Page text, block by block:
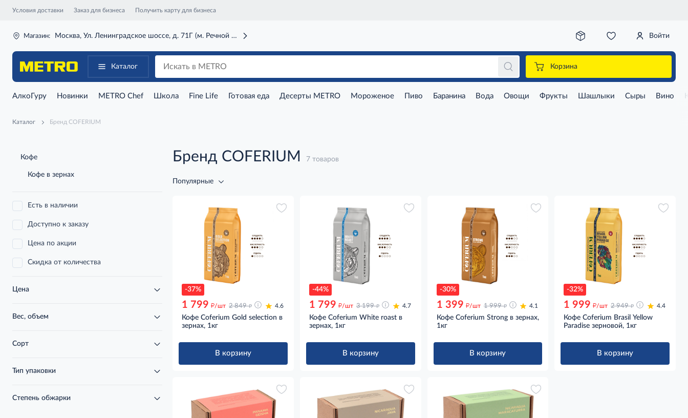
Условия доставки Заказ для бизнеса Получить карту для бизнеса
Магазин: Москва, Ул. Ленинградское шоссе, д. 71Г (м. Речной вокзал) Войти
Каталог Корзина
АлкоГуру Новинки METRO Chef Школа Fine Life Готовая еда Десерты METRO Мороженое Пиво Баранина Вода Овощи Фрукты Шашлыки Сыры Вино
Каталог Бренд COFERIUM
Кофе
Кофе в зернах
Есть в наличии
Доступно к заказу
Цена по акции
Скидка от количества
Цена
Вес, объем
Сорт
Тип упаковки
Степень обжарки
Бренд COFERIUM 7 товаров
Популярные
-37%
1 799 д/шт 2 849 д 4.6
Кофе Coferium Gold selection в
зернах, 1кг
В корзину
-44%
1 799 д/шт 3 199 д 4.7
Кофе Coferium White roast в
зернах, 1кг
В корзину
-30%
1 399 д/шт 1 999 д 4.1
Кофе Coferium Strong в зернах,
1кг
В корзину
-32%
1 999 д/шт 2 949 д 4.4
Кофе Coferium Brasil Yellow
Paradise зерновой, 1кг
В корзину